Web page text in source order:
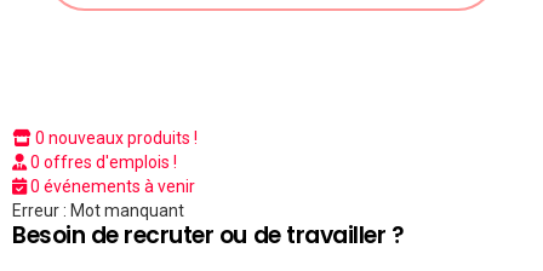
0 nouveaux produits !
0 offres d'emplois !
0 événements à venir
Erreur : Mot manquant
Besoin de recruter ou de travailler ?